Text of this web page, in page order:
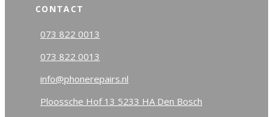
CONTACT
073 822 0013
073 822 0013
info@phonerepairs.nl
Ploossche Hof 13 5233 HA Den Bosch